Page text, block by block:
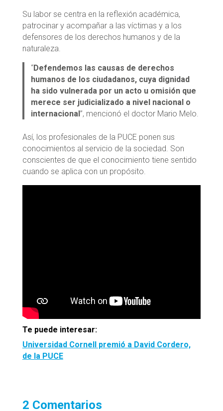
Su labor se centra en la reflexión académica,
patrocinar y acompañar a las víctimas y a los
defensores de los derechos humanos y de la
naturaleza.
“Defendemos las causas de derechos
humanos de los ciudadanos, cuya dignidad
ha sido vulnerada por un acto u omisión que
merece ser judicializado a nivel nacional o
internacional”, mencionó el doctor Mario Melo.
Así, los profesionales de la PUCE ponen sus
conocimientos al servicio de la sociedad. Son
conscientes de que el conocimiento tiene sentido
cuando se aplica con un propósito.
Te puede interesar:
Universidad Cornell premió a David Cordero,
de la PUCE
2 Comentarios